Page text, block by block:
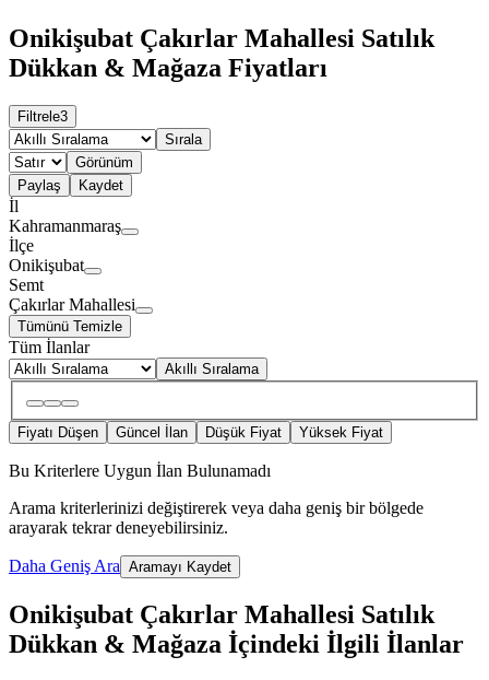
Onikişubat Çakırlar Mahallesi Satılık
Dükkan & Mağaza Fiyatları
Filtrele3
Sırala
Görünüm
Paylaş
Kaydet
İl
Kahramanmaraş
İlçe
Onikişubat
Semt
Çakırlar Mahallesi
Tümünü Temizle
Tüm İlanlar
Akıllı Sıralama
Fiyatı Düşen Güncel İlan Düşük Fiyat Yüksek Fiyat
Bu Kriterlere Uygun İlan Bulunamadı
Arama kriterlerinizi değiştirerek veya daha geniş bir bölgede
arayarak tekrar deneyebilirsiniz.
Daha Geniş Ara Aramayı Kaydet
Onikişubat Çakırlar Mahallesi Satılık
Dükkan & Mağaza İçindeki İlgili İlanlar